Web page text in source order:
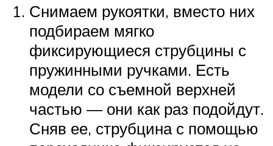
Снимаем рукоятки, вместо них
подбираем мягко
фиксирующиеся струбцины с
пружинными ручками. Есть
модели со съемной верхней
частью — они как раз подойдут.
Сняв ее, струбцина с помощью